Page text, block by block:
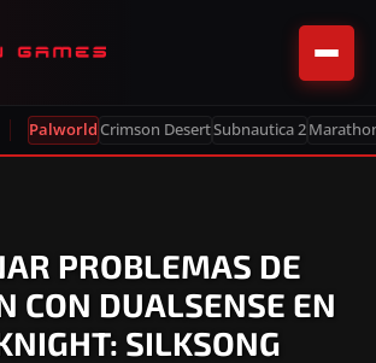
PalworldCrimson DesertSubnautica 2
PROBLEMAS DE
CON DUALSENSE EN
SILKSONG